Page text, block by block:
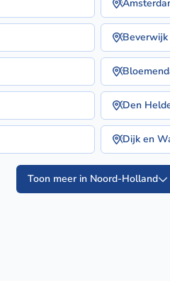
Beverwijk
Den
Dijk en
Toon meer in Noord-Holland